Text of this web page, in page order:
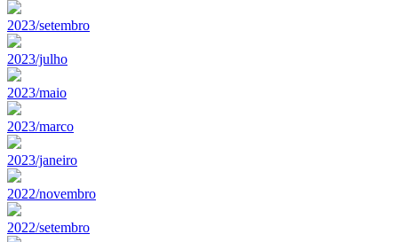
2023/setembro
2023/julho
2023/maio
2023/marco
2023/janeiro
2022/novembro
2022/setembro